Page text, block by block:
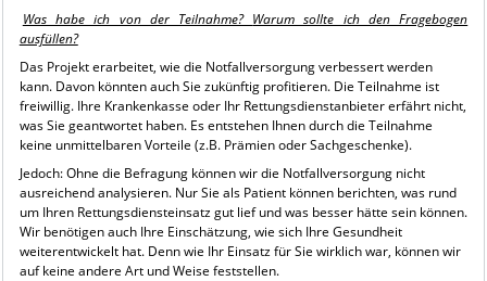
Was habe ich von der Teilnahme? Warum sollte ich den Fragebogen
ausfüllen?
Das Projekt erarbeitet, wie die Notfallversorgung verbessert werden
kann. Davon könnten auch Sie zukünftig profitieren. Die Teilnahme ist
freiwillig. Ihre Krankenkasse oder Ihr Rettungsdienstanbieter erfährt nicht,
was Sie geantwortet haben. Es entstehen Ihnen durch die Teilnahme
keine unmittelbaren Vorteile (z.B. Prämien oder Sachgeschenke).
Jedoch: Ohne die Befragung können wir die Notfallversorgung nicht
ausreichend analysieren. Nur Sie als Patient können berichten, was rund
um Ihren Rettungsdiensteinsatz gut lief und was besser hätte sein können.
Wir benötigen auch Ihre Einschätzung, wie sich Ihre Gesundheit
weiterentwickelt hat. Denn wie Ihr Einsatz für Sie wirklich war, können wir
auf keine andere Art und Weise feststellen.